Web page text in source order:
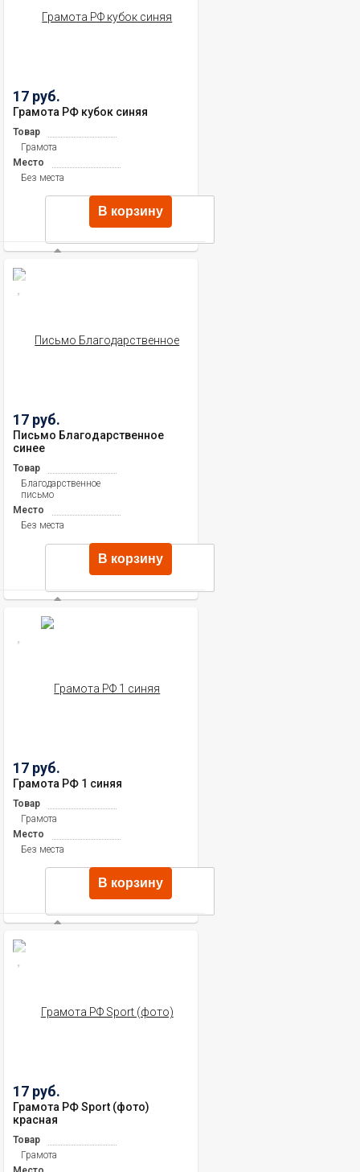
17 руб.
Грамота РФ кубок синяя
Товар
Грамота
Место
Без места
В корзину
17 руб.
Письмо Благодарственное
синее
Товар
Благодарственное
письмо
Место
Без места
В корзину
17 руб.
Грамота РФ 1 синяя
Товар
Грамота
Место
Без места
В корзину
17 руб.
Грамота РФ Sport (фото)
красная
Товар
Грамота